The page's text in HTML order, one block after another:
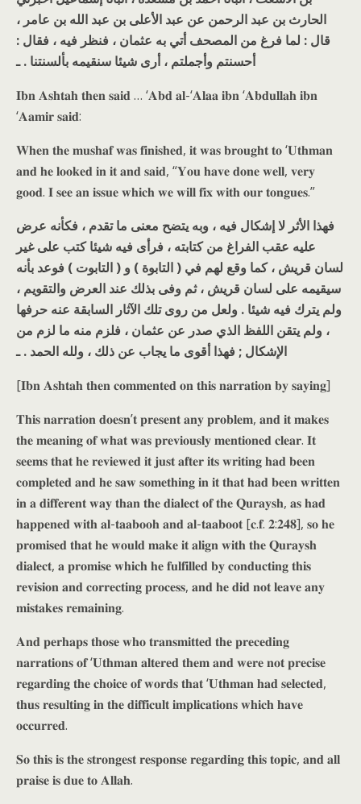
الحارث بن عبد الرحمن عن عبد الأعلى بن عبد الله بن عامر ،
قال : لما فرغ من المصحف أتي به عثمان ، فنظر فيه ، فقال :
أحسنتم وأجملتم ، أرى شيئا سنقيمه بألسنتنا . ـ
𝐈𝐛𝐧 𝐀𝐬𝐡𝐭𝐚𝐡 𝐭𝐡𝐞𝐧 𝐬𝐚𝐢𝐝 … ‘𝐀𝐛𝐝 𝐚𝐥-‘𝐀𝐥𝐚𝐚 𝐢𝐛𝐧 ‘𝐀𝐛𝐝𝐮𝐥𝐥𝐚𝐡 𝐢𝐛𝐧
‘𝐀𝐚𝐦𝐢𝐫 𝐬𝐚𝐢𝐝:
𝐖𝐡𝐞𝐧 𝐭𝐡𝐞 𝐦𝐮𝐬𝐡𝐚𝐟 𝐰𝐚𝐬 𝐟𝐢𝐧𝐢𝐬𝐡𝐞𝐝, 𝐢𝐭 𝐰𝐚𝐬 𝐛𝐫𝐨𝐮𝐠𝐡𝐭 𝐭𝐨 ‘𝐔𝐭𝐡𝐦𝐚𝐧
𝐚𝐧𝐝 𝐡𝐞 𝐥𝐨𝐨𝐤𝐞𝐝 𝐢𝐧 𝐢𝐭 𝐚𝐧𝐝 𝐬𝐚𝐢𝐝, “𝐘𝐨𝐮 𝐡𝐚𝐯𝐞 𝐝𝐨𝐧𝐞 𝐰𝐞𝐥𝐥, 𝐯𝐞𝐫𝐲
𝐠𝐨𝐨𝐝. 𝐈 𝐬𝐞𝐞 𝐚𝐧 𝐢𝐬𝐬𝐮𝐞 𝐰𝐡𝐢𝐜𝐡 𝐰𝐞 𝐰𝐢𝐥𝐥 𝐟𝐢𝐱 𝐰𝐢𝐭𝐡 𝐨𝐮𝐫 𝐭𝐨𝐧𝐠𝐮𝐞𝐬.”
فهذا الأثر لا إشكال فيه ، وبه يتضح معنى ما تقدم ، فكأنه عرض
عليه عقب الفراغ من كتابته ، فرأى فيه شيئا كتب على غير
لسان قريش ، كما وقع لهم في ( التابوة ) و ( التابوت ) فوعد بأنه
سيقيمه على لسان قريش ، ثم وفى بذلك عند العرض والتقويم ،
ولم يترك فيه شيئا . ولعل من روى تلك الآثار السابقة عنه حرفها
، ولم يتقن اللفظ الذي صدر عن عثمان ، فلزم منه ما لزم من
الإشكال ; فهذا أقوى ما يجاب عن ذلك ، ولله الحمد . ـ
[𝐈𝐛𝐧 𝐀𝐬𝐡𝐭𝐚𝐡 𝐭𝐡𝐞𝐧 𝐜𝐨𝐦𝐦𝐞𝐧𝐭𝐞𝐝 𝐨𝐧 𝐭𝐡𝐢𝐬 𝐧𝐚𝐫𝐫𝐚𝐭𝐢𝐨𝐧 𝐛𝐲 𝐬𝐚𝐲𝐢𝐧𝐠]
𝐓𝐡𝐢𝐬 𝐧𝐚𝐫𝐫𝐚𝐭𝐢𝐨𝐧 𝐝𝐨𝐞𝐬𝐧’𝐭 𝐩𝐫𝐞𝐬𝐞𝐧𝐭 𝐚𝐧𝐲 𝐩𝐫𝐨𝐛𝐥𝐞𝐦, 𝐚𝐧𝐝 𝐢𝐭 𝐦𝐚𝐤𝐞𝐬
𝐭𝐡𝐞 𝐦𝐞𝐚𝐧𝐢𝐧𝐠 𝐨𝐟 𝐰𝐡𝐚𝐭 𝐰𝐚𝐬 𝐩𝐫𝐞𝐯𝐢𝐨𝐮𝐬𝐥𝐲 𝐦𝐞𝐧𝐭𝐢𝐨𝐧𝐞𝐝 𝐜𝐥𝐞𝐚𝐫. 𝐈𝐭
𝐬𝐞𝐞𝐦𝐬 𝐭𝐡𝐚𝐭 𝐡𝐞 𝐫𝐞𝐯𝐢𝐞𝐰𝐞𝐝 𝐢𝐭 𝐣𝐮𝐬𝐭 𝐚𝐟𝐭𝐞𝐫 𝐢𝐭𝐬 𝐰𝐫𝐢𝐭𝐢𝐧𝐠 𝐡𝐚𝐝 𝐛𝐞𝐞𝐧
𝐜𝐨𝐦𝐩𝐥𝐞𝐭𝐞𝐝 𝐚𝐧𝐝 𝐡𝐞 𝐬𝐚𝐰 𝐬𝐨𝐦𝐞𝐭𝐡𝐢𝐧𝐠 𝐢𝐧 𝐢𝐭 𝐭𝐡𝐚𝐭 𝐡𝐚𝐝 𝐛𝐞𝐞𝐧 𝐰𝐫𝐢𝐭𝐭𝐞𝐧
𝐢𝐧 𝐚 𝐝𝐢𝐟𝐟𝐞𝐫𝐞𝐧𝐭 𝐰𝐚𝐲 𝐭𝐡𝐚𝐧 𝐭𝐡𝐞 𝐝𝐢𝐚𝐥𝐞𝐜𝐭 𝐨𝐟 𝐭𝐡𝐞 𝐐𝐮𝐫𝐚𝐲𝐬𝐡, 𝐚𝐬 𝐡𝐚𝐝
𝐡𝐚𝐩𝐩𝐞𝐧𝐞𝐝 𝐰𝐢𝐭𝐡 𝐚𝐥-𝐭𝐚𝐚𝐛𝐨𝐨𝐡 𝐚𝐧𝐝 𝐚𝐥-𝐭𝐚𝐚𝐛𝐨𝐨𝐭 [𝐜.𝐟. 𝟐:𝟐𝟒𝟖], 𝐬𝐨 𝐡𝐞
𝐩𝐫𝐨𝐦𝐢𝐬𝐞𝐝 𝐭𝐡𝐚𝐭 𝐡𝐞 𝐰𝐨𝐮𝐥𝐝 𝐦𝐚𝐤𝐞 𝐢𝐭 𝐚𝐥𝐢𝐠𝐧 𝐰𝐢𝐭𝐡 𝐭𝐡𝐞 𝐐𝐮𝐫𝐚𝐲𝐬𝐡
𝐝𝐢𝐚𝐥𝐞𝐜𝐭, 𝐚 𝐩𝐫𝐨𝐦𝐢𝐬𝐞 𝐰𝐡𝐢𝐜𝐡 𝐡𝐞 𝐟𝐮𝐥𝐟𝐢𝐥𝐥𝐞𝐝 𝐛𝐲 𝐜𝐨𝐧𝐝𝐮𝐜𝐭𝐢𝐧𝐠 𝐭𝐡𝐢𝐬
𝐫𝐞𝐯𝐢𝐬𝐢𝐨𝐧 𝐚𝐧𝐝 𝐜𝐨𝐫𝐫𝐞𝐜𝐭𝐢𝐧𝐠 𝐩𝐫𝐨𝐜𝐞𝐬𝐬, 𝐚𝐧𝐝 𝐡𝐞 𝐝𝐢𝐝 𝐧𝐨𝐭 𝐥𝐞𝐚𝐯𝐞 𝐚𝐧𝐲
𝐦𝐢𝐬𝐭𝐚𝐤𝐞𝐬 𝐫𝐞𝐦𝐚𝐢𝐧𝐢𝐧𝐠.
𝐀𝐧𝐝 𝐩𝐞𝐫𝐡𝐚𝐩𝐬 𝐭𝐡𝐨𝐬𝐞 𝐰𝐡𝐨 𝐭𝐫𝐚𝐧𝐬𝐦𝐢𝐭𝐭𝐞𝐝 𝐭𝐡𝐞 𝐩𝐫𝐞𝐜𝐞𝐝𝐢𝐧𝐠
𝐧𝐚𝐫𝐫𝐚𝐭𝐢𝐨𝐧𝐬 𝐨𝐟 ‘𝐔𝐭𝐡𝐦𝐚𝐧 𝐚𝐥𝐭𝐞𝐫𝐞𝐝 𝐭𝐡𝐞𝐦 𝐚𝐧𝐝 𝐰𝐞𝐫𝐞 𝐧𝐨𝐭 𝐩𝐫𝐞𝐜𝐢𝐬𝐞
𝐫𝐞𝐠𝐚𝐫𝐝𝐢𝐧𝐠 𝐭𝐡𝐞 𝐜𝐡𝐨𝐢𝐜𝐞 𝐨𝐟 𝐰𝐨𝐫𝐝𝐬 𝐭𝐡𝐚𝐭 ‘𝐔𝐭𝐡𝐦𝐚𝐧 𝐡𝐚𝐝 𝐬𝐞𝐥𝐞𝐜𝐭𝐞𝐝,
𝐭𝐡𝐮𝐬 𝐫𝐞𝐬𝐮𝐥𝐭𝐢𝐧𝐠 𝐢𝐧 𝐭𝐡𝐞 𝐝𝐢𝐟𝐟𝐢𝐜𝐮𝐥𝐭 𝐢𝐦𝐩𝐥𝐢𝐜𝐚𝐭𝐢𝐨𝐧𝐬 𝐰𝐡𝐢𝐜𝐡 𝐡𝐚𝐯𝐞
𝐨𝐜𝐜𝐮𝐫𝐫𝐞𝐝.
𝐒𝐨 𝐭𝐡𝐢𝐬 𝐢𝐬 𝐭𝐡𝐞 𝐬𝐭𝐫𝐨𝐧𝐠𝐞𝐬𝐭 𝐫𝐞𝐬𝐩𝐨𝐧𝐬𝐞 𝐫𝐞𝐠𝐚𝐫𝐝𝐢𝐧𝐠 𝐭𝐡𝐢𝐬 𝐭𝐨𝐩𝐢𝐜, 𝐚𝐧𝐝 𝐚𝐥𝐥
𝐩𝐫𝐚𝐢𝐬𝐞 𝐢𝐬 𝐝𝐮𝐞 𝐭𝐨 𝐀𝐥𝐥𝐚𝐡.